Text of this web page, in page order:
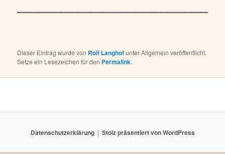
Dieser Eintrag wurde von Rolf Langhofunter Allgemein veröffentlicht.
Setze ein Lesezeichen für den Permalink.
Datenschutzerklärung Stolz präsentiert von WordPress